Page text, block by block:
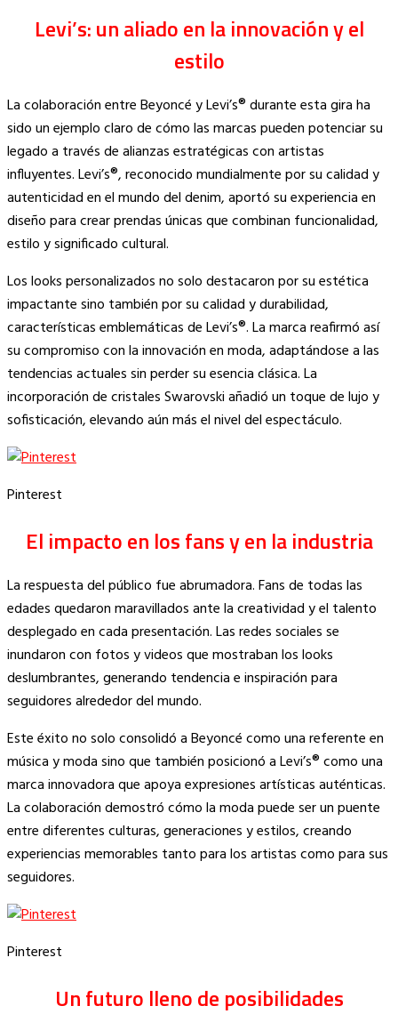
Levi’s: un aliado en la innovación y el
estilo
La colaboración entre Beyoncé y Levi’s® durante esta gira ha
sido un ejemplo claro de cómo las marcas pueden potenciar su
legado a través de alianzas estratégicas con artistas
influyentes. Levi’s®, reconocido mundialmente por su calidad y
autenticidad en el mundo del denim, aportó su experiencia en
diseño para crear prendas únicas que combinan funcionalidad,
estilo y significado cultural.
Los looks personalizados no solo destacaron por su estética
impactante sino también por su calidad y durabilidad,
características emblemáticas de Levi’s®. La marca reafirmó así
su compromiso con la innovación en moda, adaptándose a las
tendencias actuales sin perder su esencia clásica. La
incorporación de cristales Swarovski añadió un toque de lujo y
sofisticación, elevando aún más el nivel del espectáculo.
Pinterest
El impacto en los fans y en la industria
La respuesta del público fue abrumadora. Fans de todas las
edades quedaron maravillados ante la creatividad y el talento
desplegado en cada presentación. Las redes sociales se
inundaron con fotos y videos que mostraban los looks
deslumbrantes, generando tendencia e inspiración para
seguidores alrededor del mundo.
Este éxito no solo consolidó a Beyoncé como una referente en
música y moda sino que también posicionó a Levi’s® como una
marca innovadora que apoya expresiones artísticas auténticas.
La colaboración demostró cómo la moda puede ser un puente
entre diferentes culturas, generaciones y estilos, creando
experiencias memorables tanto para los artistas como para sus
seguidores.
Pinterest
Un futuro lleno de posibilidades